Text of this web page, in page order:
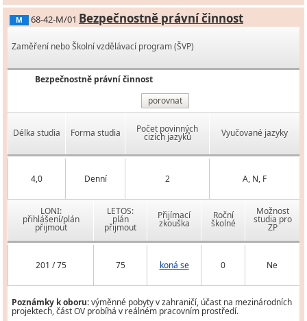
M 68-42-M/01 Bezpečnostně právní činnost
Zaměření nebo Školní vzdělávací program (ŠVP)
Bezpečnostně právní činnost
porovnat
Délka studia Forma studia Počet povinných
cizích jazyků Vyučované jazyky
4,0 Denní 2 A, N, F
LONI:
přihlášení/plán
přijmout
LETOS:
plán
přijmout
Přijímací
zkouška
Roční
školné
Možnost
studia pro
ZP
201 / 75 75 koná se 0 Ne
Poznámky k oboru:výměnné pobyty v zahraničí, účast na mezinárodních
projektech, část OV probíhá v reálném pracovním prostředí.